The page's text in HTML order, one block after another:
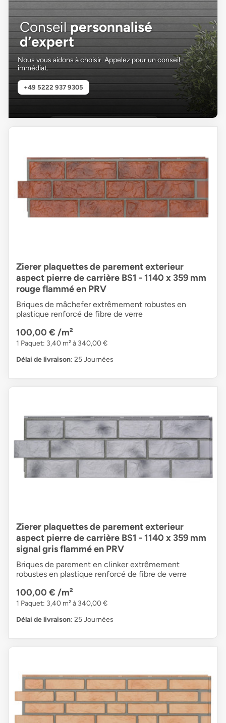
Conseilpersonnalisé
d’expert
Nous vous aidons à choisir. Appelez pour un conseil
immédiat.
+49 5222 937 9305
Zierer plaquettes de parement exterieur
aspect pierre de carrière BS1 - 1140 x 359 mm
rouge flammé en PRV
Briques de mâchefer extrêmement robustes en
plastique renforcé de fibre de verre
100,00 € /m²
1 Paquet: 3,40 m² à 340,00 €
Délai de livraison: 25 Journées
Zierer plaquettes de parement exterieur
aspect pierre de carrière BS1 - 1140 x 359 mm
signal gris flammé en PRV
Briques de parement en clinker extrêmement
robustes en plastique renforcé de fibre de verre
100,00 € /m²
1 Paquet: 3,40 m² à 340,00 €
Délai de livraison: 25 Journées